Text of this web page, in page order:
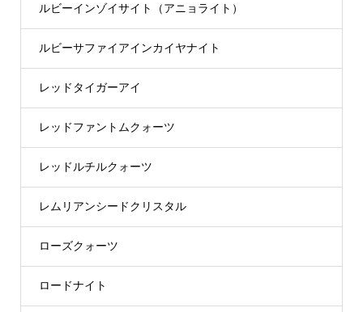
ルビーインゾイサイト（アニョライト）
ルビーサファイアインカイヤナイト
レッドタイガーアイ
レッドファントムクォーツ
レッドルチルクォーツ
レムリアンシードクリスタル
ローズクォーツ
ロードナイト